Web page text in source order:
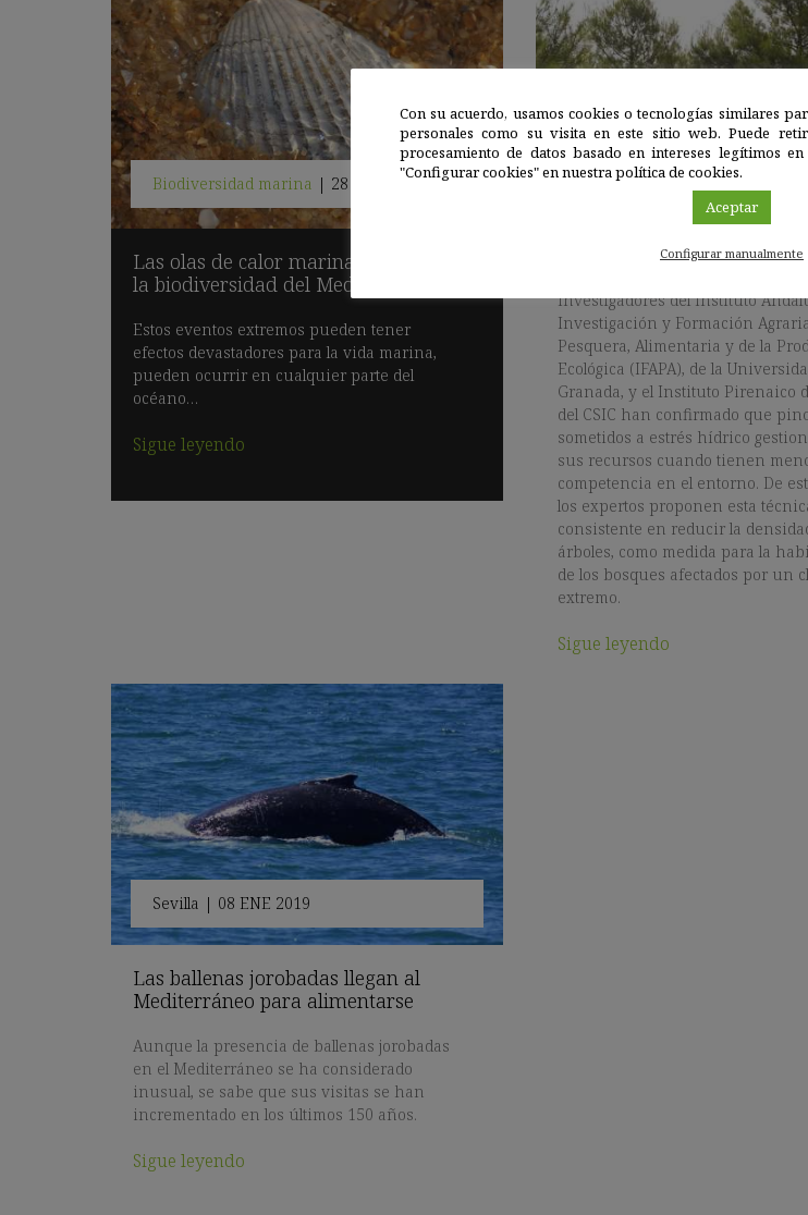
Biodiversidad marina | 28 ENE 2020
Las olas de calor marinas amenazan
la biodiversidad del Mediterráneo
Estos eventos extremos pueden tener
efectos devastadores para la vida marina,
pueden ocurrir en cualquier parte del
océano…
Sigue leyendo
Granada|02 MAY 2019
La supervivencia de los
el cambio climático
Investigadores del Instituto
Investigación y Formación
Pesquera, Alimentaria y de la
Ecológica (IFAPA), de la
Granada, y el Instituto Pirenaico
del CSIC han confirmado que
sometidos a estrés hídrico
sus recursos cuando tienen
competencia en el entorno. De
los expertos proponen esta
consistente en reducir la
árboles, como medida para la
de los bosques afectados por un
extremo.
Sigue leyendo
Sevilla | 08 ENE 2019
Las ballenas jorobadas llegan al
Mediterráneo para alimentarse
Aunque la presencia de ballenas jorobadas
en el Mediterráneo se ha considerado
inusual, se sabe que sus visitas se han
incrementado en los últimos 150 años.
Sigue leyendo
Con su acuerdo, usamos cookies o tecnologías similares
personales como su visita en este sitio web. Puede
procesamiento de datos basado en intereses legítimos
"Configurar cookies" en nuestra política de cookies.
Aceptar
Configurar manualmente